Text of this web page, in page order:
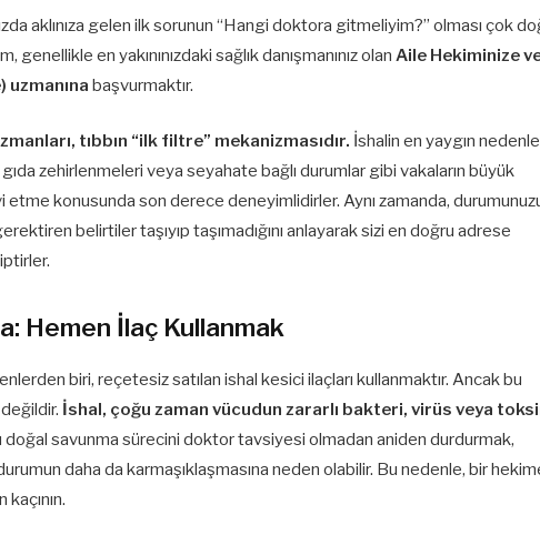
aklınıza gelen ilk sorunun “Hangi doktora gitmeliyim?” olması çok
genellikle en yakınınızdaki sağlık danışmanınız olanAile Hekiminize
uzmanına başvurmaktır.
tıbbın “ilk filtre” mekanizmasıdır. İshalin en yaygın
zehirlenmeleri veya seyahate bağlı durumlar gibi vakaların büyük
konusunda son derece deneyimlidirler. Aynı zamanda,
belirtiler taşıyıp taşımadığını anlayarak sizi en doğru adrese
Hemen İlaç Kullanmak
biri, reçetesiz satılan ishal kesici ilaçları kullanmaktır. Ancak bu
İshal, çoğu zaman vücudun zararlı bakteri, virüs veya
doğal savunma sürecini doktor tavsiyesi olmadan aniden durdurmak,
daha da karmaşıklaşmasına neden olabilir. Bu nedenle, bir